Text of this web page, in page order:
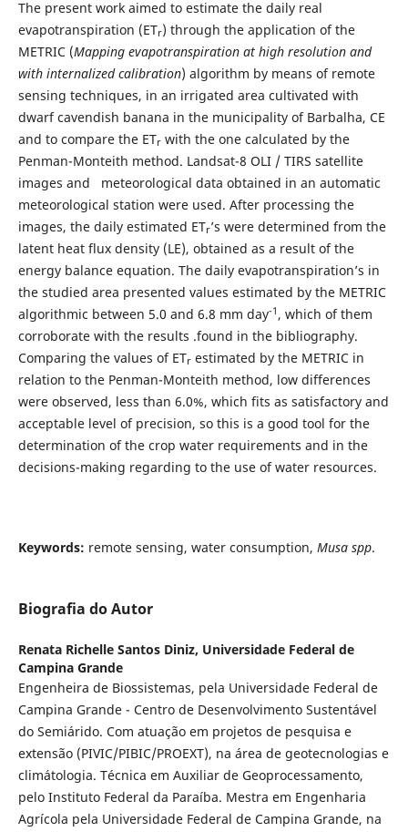
The present work aimed to estimate the daily real
evapotranspiration (ETr) through the application of the
METRIC (Mapping evapotranspiration at high resolution and
with internalized calibration) algorithm by means of remote
sensing techniques, in an irrigated area cultivated with
dwarf cavendish banana in the municipality of Barbalha, CE
and to compare the ETrwith the one calculated by the
Penman-Monteith method. Landsat-8 OLI / TIRS satellite
images and meteorological data obtained in an automatic
meteorological station were used. After processing the
images, the daily estimated ETr’s were determined from the
latent heat flux density (LE), obtained as a result of the
energy balance equation. The daily evapotranspiration’s in
the studied area presented values ​​estimated by the METRIC
algorithmic between 5.0 and 6.8 mm day-1 , which of them
corroborate with the results .found in the bibliography.
Comparing the values ​​of ETrestimated by the METRIC in
relation to the Penman-Monteith method, low differences
were observed, less than 6.0%, which fits as satisfactory and
acceptable level of precision, so this is a good tool for the
determination of the crop water requirements and in the
decisions-making regarding to the use of water resources.
Keywords: remote sensing, water consumption, Musa spp.
Biografia do Autor
Renata Richelle Santos Diniz, Universidade Federal de
Campina Grande
Engenheira de Biossistemas, pela Universidade Federal de
Campina Grande - Centro de Desenvolvimento Sustentável
do Semiárido. Com atuação em projetos de pesquisa e
extensão (PIVIC/PIBIC/PROEXT), na área de geotecnologias e
climátologia. Técnica em Auxiliar de Geoprocessamento,
pelo Instituto Federal da Paraíba. Mestra em Engenharia
Agrícola pela Universidade Federal de Campina Grande, na